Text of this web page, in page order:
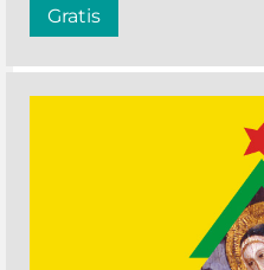
Gratis